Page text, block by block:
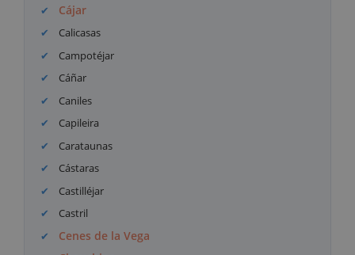
Cájar
Calicasas
Campotéjar
Cáñar
Caniles
Capileira
Carataunas
Cástaras
Castilléjar
Castril
Cenes de la Vega